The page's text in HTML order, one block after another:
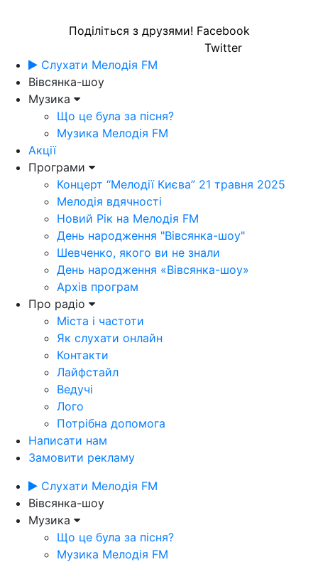
Поділіться з друзями! Facebook
Twitter
Слухати Мелодія FM
Вівсянка-шоу
Музика
Що це була за пісня?
Музика Мелодія FM
Акції
Програми
Концерт “Мелодії Києва” 21 травня 2025
Мелодія вдячності
Новий Рік на Мелодія FM
День народження "Вівсянка-шоу"
Шевченко, якого ви не знали
День народження «Вівсянка-шоу»
Архів програм
Про радіо
Міста і частоти
Як слухати онлайн
Контакти
Лайфстайл
Ведучі
Лого
Потрібна допомога
Написати нам
Замовити рекламу
Слухати Мелодія FM
Вівсянка-шоу
Музика
Що це була за пісня?
Музика Мелодія FM